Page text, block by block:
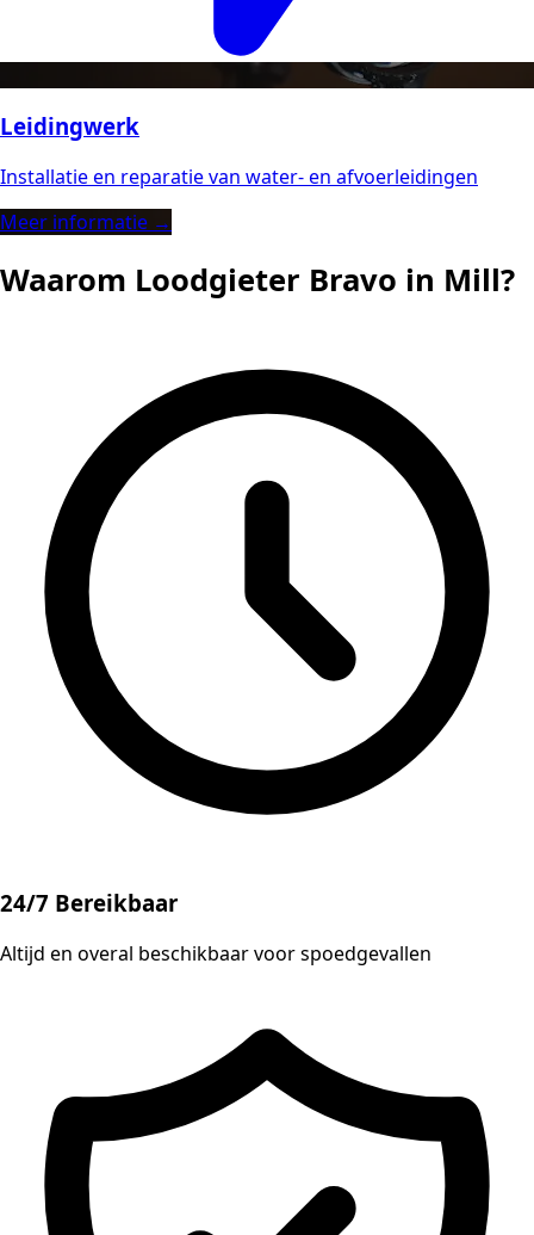
Leidingwerk
Installatie en reparatie van water- en afvoerleidingen
Meer informatie →
Waarom Loodgieter Bravo in Mill?
24/7 Bereikbaar
Altijd en overal beschikbaar voor spoedgevallen